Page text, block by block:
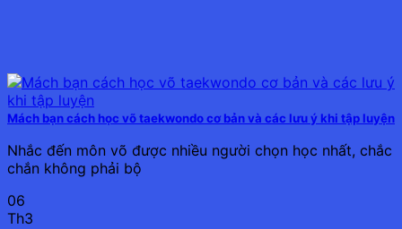
Mách bạn cách học võ taekwondo cơ bản và các lưu ý khi tập luyện
Nhắc đến môn võ được nhiều người chọn học nhất, chắc
chắn không phải bộ
06
Th3